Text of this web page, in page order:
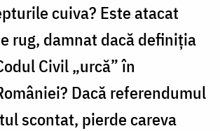
cuiva? Este atacat
rug, damnat dacă definiţia
Civil „urcă” în
Dacă referendumul
scontat, pierde careva